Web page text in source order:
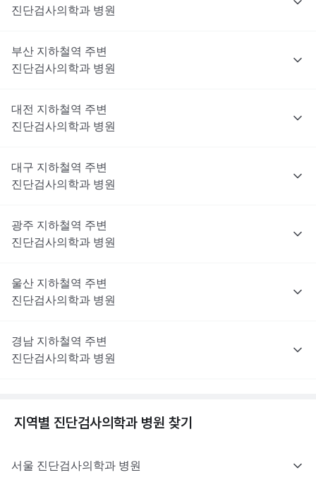
진단검사의학과 병원
부산 지하철역 주변
진단검사의학과 병원
대전 지하철역 주변
진단검사의학과 병원
대구 지하철역 주변
진단검사의학과 병원
광주 지하철역 주변
진단검사의학과 병원
울산 지하철역 주변
진단검사의학과 병원
경남 지하철역 주변
진단검사의학과 병원
지역별 진단검사의학과 병원 찾기
서울 진단검사의학과 병원